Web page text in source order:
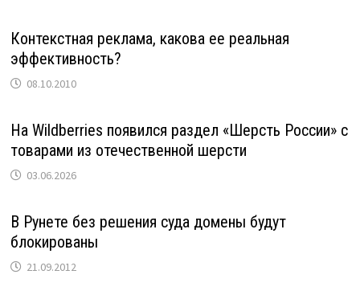
Контекстная реклама, какова ее реальная
эффективность?
08.10.2010
На Wildberries появился раздел «Шерсть России» с
товарами из отечественной шерсти
03.06.2026
В Рунете без решения суда домены будут
блокированы
21.09.2012